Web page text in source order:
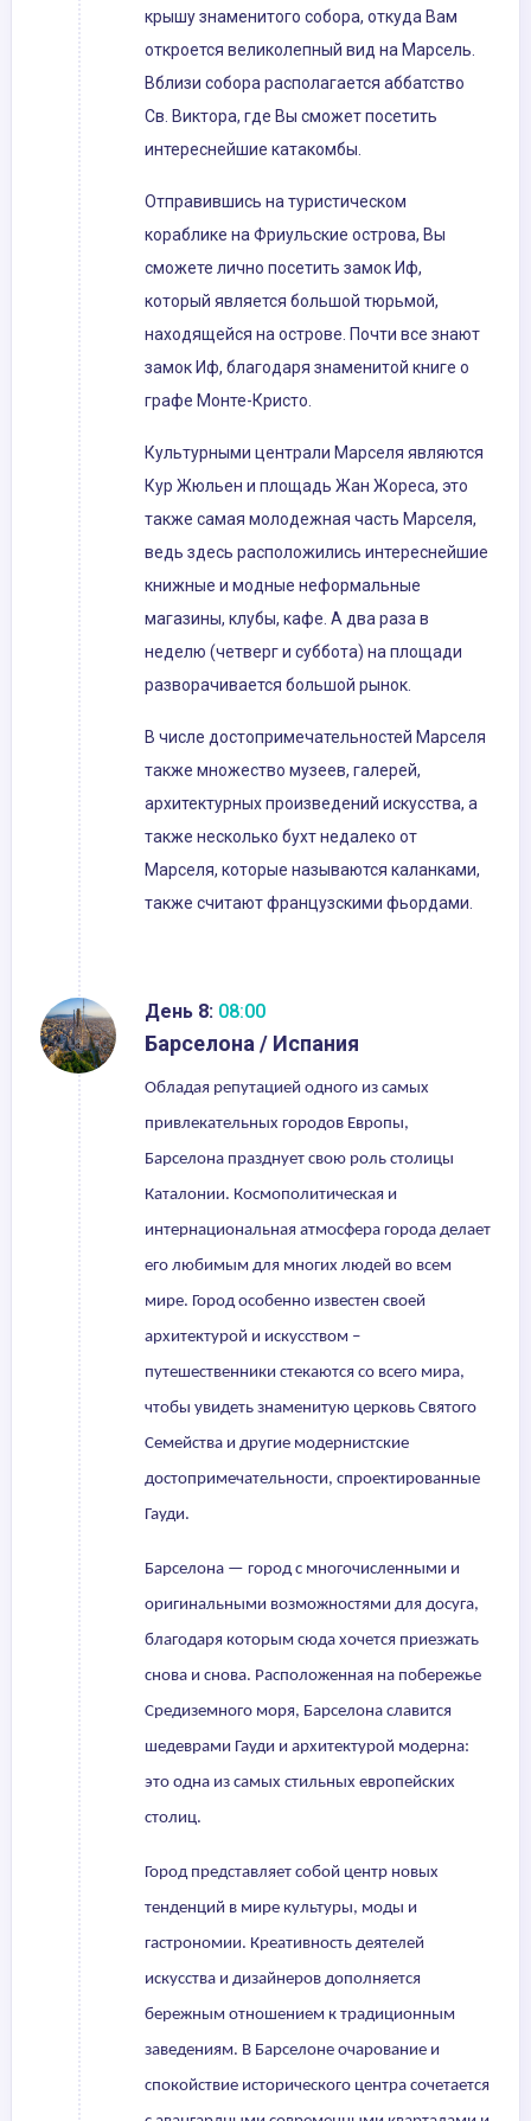
крышу знаменитого собора, откуда Вам
откроется великолепный вид на Марсель.
Вблизи собора располагается аббатство
Св. Виктора, где Вы сможет посетить
интереснейшие катакомбы.
Отправившись на туристическом
кораблике на Фриульские острова, Вы
сможете лично посетить замок Иф,
который является большой тюрьмой,
находящейся на острове. Почти все знают
замок Иф, благодаря знаменитой книге о
графе Монте-Кристо.
Культурными централи Марселя являются
Кур Жюльен и площадь Жан Жореса, это
также самая молодежная часть Марселя,
ведь здесь расположились интереснейшие
книжные и модные неформальные
магазины, клубы, кафе. А два раза в
неделю (четверг и суббота) на площади
разворачивается большой рынок.
В числе достопримечательностей Марселя
также множество музеев, галерей,
архитектурных произведений искусства, а
также несколько бухт недалеко от
Марселя, которые называются каланками,
также считают французскими фьордами.
День 8: 08:00
Барселона / Испания
Обладая репутацией одного из самых
привлекательных городов Европы,
Барселона празднует свою роль столицы
Каталонии. Космополитическая и
интернациональная атмосфера города делает
его любимым для многих людей во всем
мире. Город особенно известен своей
архитектурой и искусством –
путешественники стекаются со всего мира,
чтобы увидеть знаменитую церковь Святого
Семейства и другие модернистские
достопримечательности, спроектированные
Гауди.
Барселона — город с многочисленными и
оригинальными возможностями для досуга,
благодаря которым сюда хочется приезжать
снова и снова. Расположенная на побережье
Средиземного моря, Барселона славится
шедеврами Гауди и архитектурой модерна:
это одна из самых стильных европейских
столиц.
Город представляет собой центр новых
тенденций в мире культуры, моды и
гастрономии. Креативность деятелей
искусства и дизайнеров дополняется
бережным отношением к традиционным
заведениям. В Барселоне очарование и
спокойствие исторического центра сочетается